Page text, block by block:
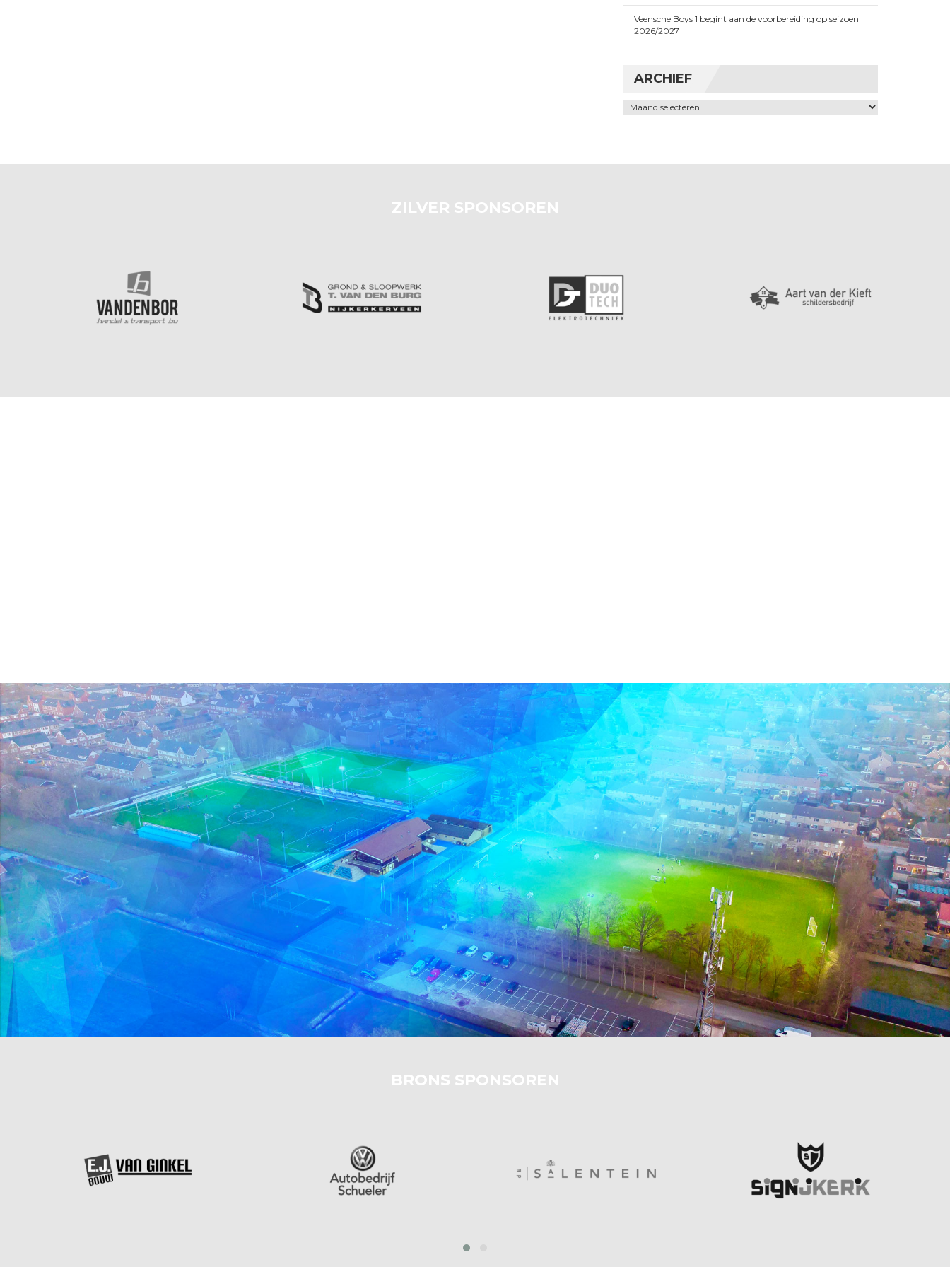
Veensche Boys 1 begint aan de voorbereiding op seizoen
2026/2027
ARCHIEF
Archief
ZILVER SPONSOREN
BRONS SPONSOREN
prev